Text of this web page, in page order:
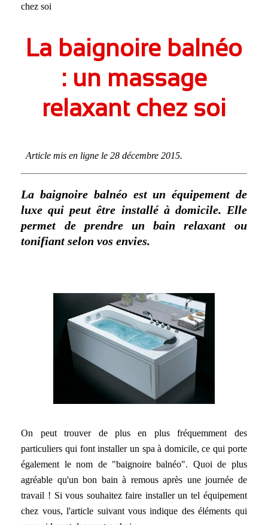
Clichy
Clamart
Meudon
Puteaux
Montrouge
Sceaux
Châtillon
Bagneux
Châtenay-Malabry
Malakoff
Vanves
La Garenne Colombes
Gennevilliers
Bois-Colombes
Fontenay-aux-Roses
Sèvres
Villeneuve-la-Garenne
Chaville
Le Plessis Robinson
Bourg-la-Reine
Ville-d'Avray
chez soi
La baignoire balnéo
: un massage
relaxant chez soi
Article mis en ligne le 28 décembre 2015.
La baignoire balnéo est un équipement de
luxe qui peut être installé à domicile. Elle
permet de prendre un bain relaxant ou
tonifiant selon vos envies.
On peut trouver de plus en plus fréquemment des
particuliers qui font installer un spa à domicile, ce qui porte
également le nom de "baignoire balnéo". Quoi de plus
agréable qu'un bon bain à remous après une journée de
travail ! Si vous souhaitez faire installer un tel équipement
chez vous, l'article suivant vous indique des éléments qui